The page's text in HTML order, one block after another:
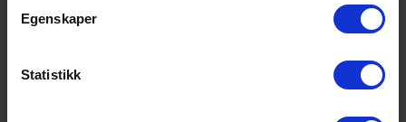
personvernerklæring
Egenskaper
Statistikk